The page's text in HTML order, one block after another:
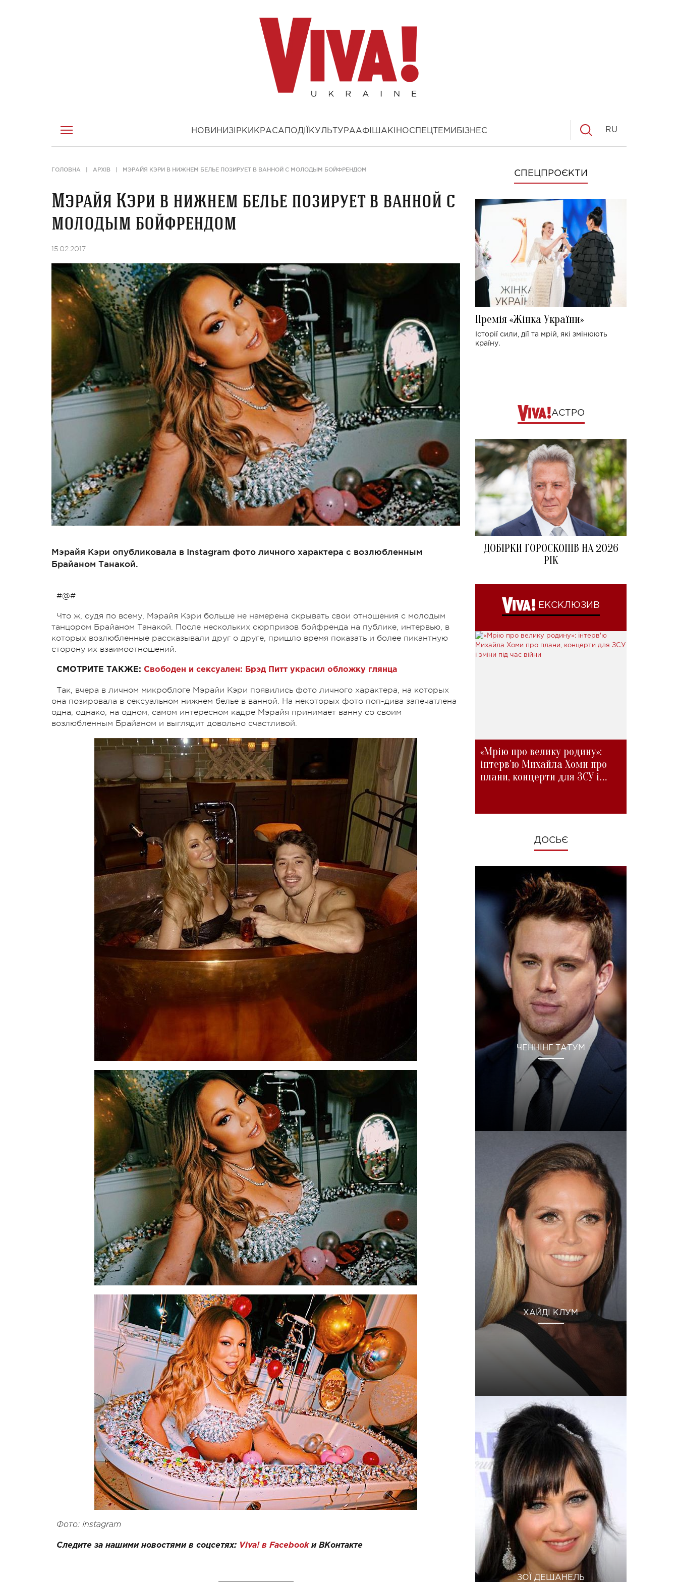
НОВИНИ ЗІРКИ КРАСА ПОДІЇ КУЛЬТУРААФІША КІНОСПЕЦТЕМИ БІЗНЕС RU
ГОЛОВНА АРХІВ МЭРАЙЯ КЭРИ В НИЖНЕМ БЕЛЬЕ ПОЗИРУЕТ В ВАННОЙ С МОЛОДЫМ БОЙФРЕНДОМ
Мэрайя Кэри в нижнем белье позирует в ванной с
молодым бойфрендом
15.02.2017
Мэрайя Кэри опубликовала в Instagram фото личного характера с возлюбленным
Брайаном Танакой.
#@#
Что ж, судя по всему, Мэрайя Кэри больше не намерена скрывать свои отношения с молодым
танцором Брайаном Танакой. После нескольких сюрпризов бойфренда на публике, интервью, в
которых возлюбленные рассказывали друг о друге, пришло время показать и более пикантную
сторону их взаимоотношений.
СМОТРИТЕ ТАКЖЕ: Свободен и сексуален: Брэд Питт украсил обложку глянца
Так, вчера в личном микроблоге Мэрайи Кэри появились фото личного характера, на которых
она позировала в сексуальном нижнем белье в ванной. На некоторых фото поп-дива запечатлена
одна, однако, на одном, самом интересном кадре Мэрайя принимает ванну со своим
возлюбленным Брайаном и выглядит довольно счастливой.
Фото: Instagram
Следите за нашими новостями в соцсетях: Viva! в Facebookи ВКонтакте
СПЕЦПРОЄКТИ
Премія «Жінка України»
Історії сили, дії та мрій, які змінюють
країну.
АСТРО
ДОБІРКИ ГОРОСКОПІВ НА 2026
РІК
ЕКСКЛЮЗИВ
«Мрію про велику родину»:
інтерв'ю Михайла Хоми про
плани, концерти для ЗСУ і
ДОСЬЄ
ЧЕННІНГ ТАТУМ
ХАЙДІ КЛУМ
ЗОЇ ДЕШАНЕЛЬ